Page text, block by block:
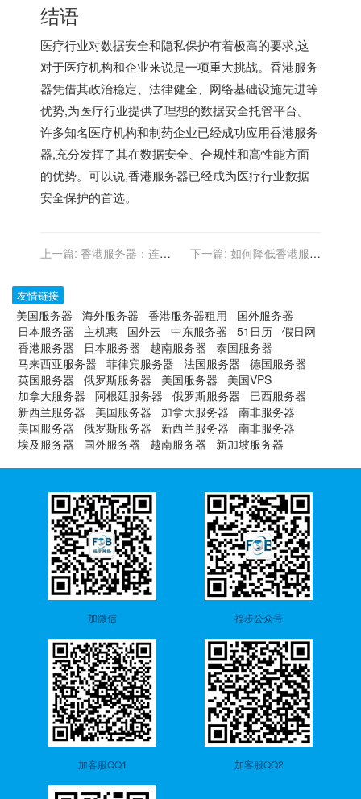
结语
医疗行业对数据安全和隐私保护有着极高的要求,这
对于医疗机构和企业来说是一项重大挑战。香港服务
器凭借其政治稳定、法律健全、网络基础设施先进等
优势,为医疗行业提供了理想的数据安全托管平台。
许多知名医疗机构和制药企业已经成功应用香港服务
器,充分发挥了其在数据安全、合规性和高性能方面
的优势。可以说,香港服务器已经成为医疗行业数据
安全保护的首选。
上一篇: 香港服务器：连接
下一篇: 如何降低香港服务
友情链接
美国服务器 海外服务器 香港服务器租用
国外服务器
日本服务器
主机惠 国外云 中东服务器 51日历 假日网
香港服务器
日本服务器 越南服务器
泰国服务器
马来西亚服务器
菲律宾服务器 法国服务器
德国服务器
英国服务器
俄罗斯服务器 美国服务器
美国VPS
加拿大服务器
阿根廷服务器 俄罗斯服务器
巴西服务器
新西兰服务器
美国服务器 加拿大服务器
南非服务器
美国服务器
俄罗斯服务器 新西兰服务器
南非服务器
埃及服务器
国外服务器 越南服务器 新加坡服务器
加微信 福步公众号
加客服QQ1 加客服QQ2